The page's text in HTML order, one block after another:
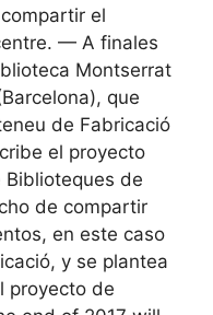
el
— A finales
Montserrat
que
de Fabricació
el proyecto
de
de compartir
en este caso
y se plantea
proyecto de